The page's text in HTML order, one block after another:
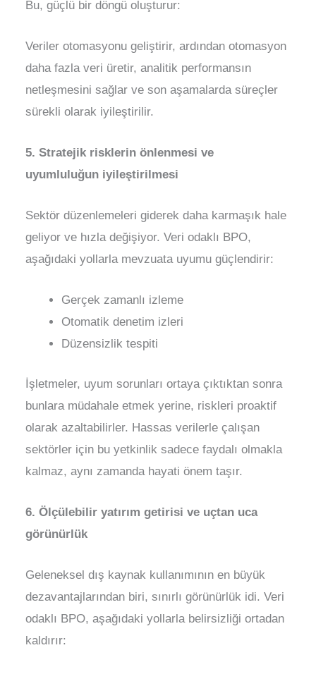
Bu, güçlü bir döngü oluşturur:
Veriler otomasyonu geliştirir, ardından otomasyon
daha fazla veri üretir, analitik performansın
netleşmesini sağlar ve son aşamalarda süreçler
sürekli olarak iyileştirilir.
5. Stratejik risklerin önlenmesi ve
uyumluluğun iyileştirilmesi
Sektör düzenlemeleri giderek daha karmaşık hale
geliyor ve hızla değişiyor. Veri odaklı BPO,
aşağıdaki yollarla mevzuata uyumu güçlendirir:
Gerçek zamanlı izleme
Otomatik denetim izleri
Düzensizlik tespiti
İşletmeler, uyum sorunları ortaya çıktıktan sonra
bunlara müdahale etmek yerine, riskleri proaktif
olarak azaltabilirler. Hassas verilerle çalışan
sektörler için bu yetkinlik sadece faydalı olmakla
kalmaz, aynı zamanda hayati önem taşır.
6. Ölçülebilir yatırım getirisi ve uçtan uca
görünürlük
Geleneksel dış kaynak kullanımının en büyük
dezavantajlarından biri, sınırlı görünürlük idi. Veri
odaklı BPO, aşağıdaki yollarla belirsizliği ortadan
kaldırır: